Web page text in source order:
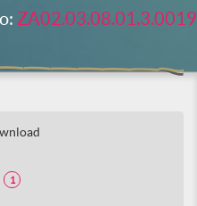
ZA02.03.08.01.3.0019
1